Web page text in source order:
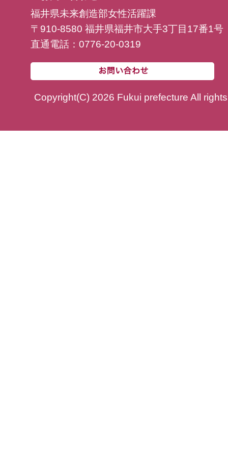
福井県未来創造部女性活躍課
〒910-8580 福井県福井市大手3丁目17番1号
直通電話：0776-20-0319
Copyright(C) 2026 Fukui prefecture All